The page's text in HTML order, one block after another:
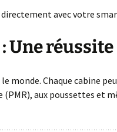
directement avec votre
Une réussite
monde. Chaque cabine
aux poussettes et